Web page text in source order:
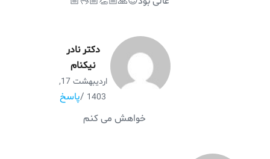
دکتر نادر
نیکنام
اردیبهشت 17,
1403
/پاسخ
خواهش می کنم